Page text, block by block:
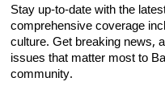
Stay up-to-date with the
comprehensive coverage
culture. Get breaking news,
issues that matter most to
community.